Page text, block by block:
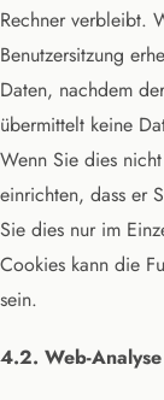
Rechner verbleibt.
Benutzersitzung
Daten, nachdem
übermittelt keine
Wenn Sie dies
einrichten, dass er
Sie dies nur im
Cookies kann die
sein.
4.2. Web-Analyse